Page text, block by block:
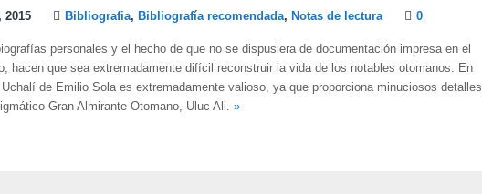
2015 Bibliografia, Bibliografía recomendada, Notas de lectura 0
personales y el hecho de que no se dispusiera de documentación impresa en el
hacen que sea extremadamente difícil reconstruir la vida de los notables otomanos. En
de Emilio Sola es extremadamente valioso, ya que proporciona minuciosos detalles
Gran Almirante Otomano, Uluc Ali. »